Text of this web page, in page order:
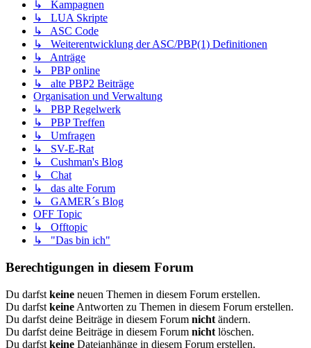
↳ Kampagnen
↳ LUA Skripte
↳ ASC Code
↳ Weiterentwicklung der ASC/PBP(1) Definitionen
↳ Anträge
↳ PBP online
↳ alte PBP2 Beiträge
Organisation und Verwaltung
↳ PBP Regelwerk
↳ PBP Treffen
↳ Umfragen
↳ SV-E-Rat
↳ Cushman's Blog
↳ Chat
↳ das alte Forum
↳ GAMER´s Blog
OFF Topic
↳ Offtopic
↳ "Das bin ich"
Berechtigungen in diesem Forum
Du darfst keine neuen Themen in diesem Forum erstellen.
Du darfst keine Antworten zu Themen in diesem Forum erstellen.
Du darfst deine Beiträge in diesem Forum nicht ändern.
Du darfst deine Beiträge in diesem Forum nicht löschen.
Du darfst keine Dateianhänge in diesem Forum erstellen.